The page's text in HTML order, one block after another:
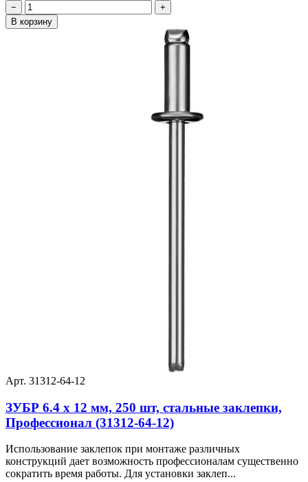
−
+
В корзину
Арт. 31312-64-12
ЗУБР 6.4 x 12 мм, 250 шт, стальные заклепки,
Профессионал (31312-64-12)
Использование заклепок при монтаже различных
конструкций дает возможность профессионалам существенно
сократить время работы. Для установки заклеп...